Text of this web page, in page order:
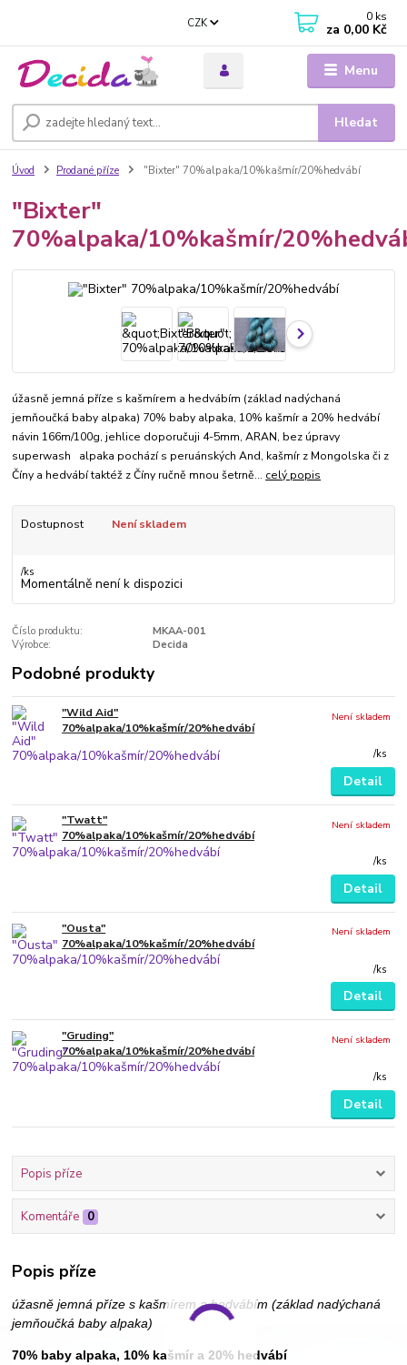
Menu
CZK
Hledat
0 ks
za 0,00 Kč
Úvod Prodané příze "Bixter" 70%alpaka/10%kašmír/20%hedvábí
"Bixter"
70%alpaka/10%kašmír/
úžasně jemná příze s kašmírem a hedvábím (základ nadýchaná
jemňoučká baby alpaka) 70% baby alpaka, 10% kašmír a 20% hedvábí
návin 166m/100g, jehlice doporučuji 4-5mm, ARAN, bez úpravy
superwash alpaka pochází s peruánských And, kašmír z Mongolska či z
Číny a hedvábí taktéž z Číny ručně mnou šetrně... celý popis
Dostupnost Není skladem
/ks
Momentálně není k dispozici
Číslo produktu:
MKAA-001
Výrobce:
Decida
Podobné produkty
"Wild Aid"
70%alpaka/10%kašmír/20%hedvábí
/ks
Není skladem
Detail
"Twatt"
70%alpaka/10%kašmír/20%hedvábí
/ks
Není skladem
Detail
"Ousta"
70%alpaka/10%kašmír/20%hedvábí
/ks
Není skladem
Detail
"Gruding"
70%alpaka/10%kašmír/20%hedvábí
/ks
Není skladem
Detail
Popis příze
Komentáře 0
Popis příze
úžasně jemná příze s kašmírem a hedvábím (základ nadýchaná
jemňoučká baby alpaka)
70% baby alpaka, 10% kašmír a 20% hedvábí